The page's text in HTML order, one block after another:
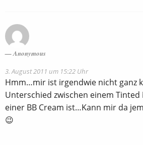
Anonymous
3. August 2011 um 15:22 Uhr
Hmm…mir ist irgendwie nicht ganz
Unterschied zwischen einem
einer BB Cream ist…Kann mir da
😉